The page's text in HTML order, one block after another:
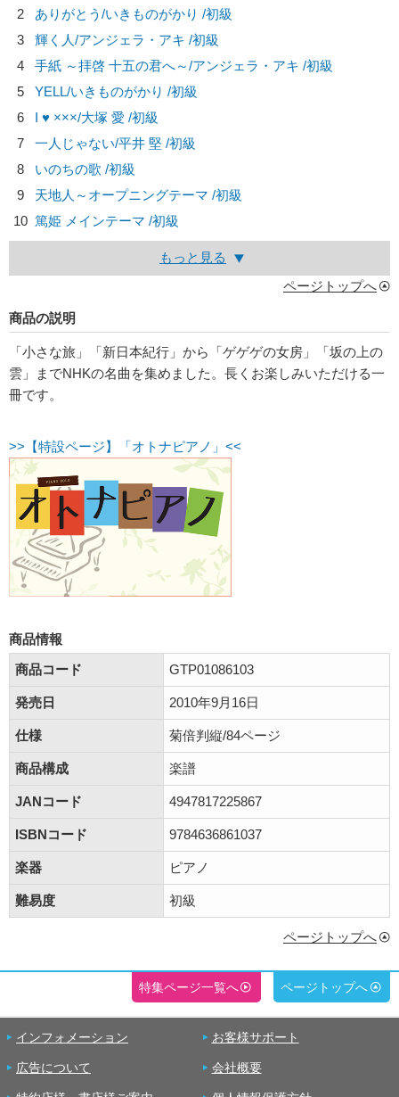
2
ありがとう/いきものがかり /初級
3
輝く人/アンジェラ・アキ /初級
4
手紙 ～拝啓 十五の君へ～/アンジェラ・アキ /初級
5
YELL/いきものがかり /初級
6
I ♥ ×××/大塚 愛 /初級
7
一人じゃない/平井 堅 /初級
8
いのちの歌 /初級
9
天地人～オープニングテーマ /初級
10 篤姫 メインテーマ /初級
もっと見る
ページトップへ
商品の説明
「小さな旅」「新日本紀行」から「ゲゲゲの女房」「坂の上の
雲」までNHKの名曲を集めました。長くお楽しみいただける一
冊です。
>>【特設ページ】「オトナピアノ」<<
商品情報
商品コード
GTP01086103
発売日 2010年9月16日
仕様 菊倍判縦/84ページ
商品構成 楽譜
JANコード 4947817225867
ISBNコード 9784636861037
楽器 ピアノ
難易度 初級
ページトップへ
特集ページ一覧へ ページトップへ
インフォメーション お客様サポート
広告について 会社概要